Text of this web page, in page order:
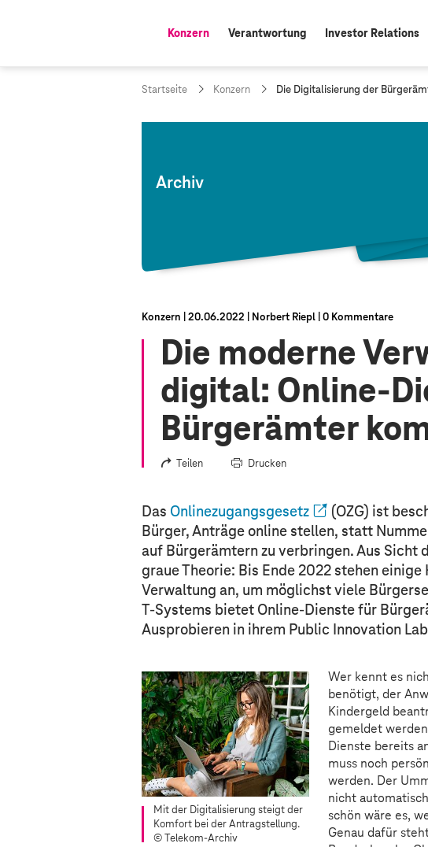
aktiv:
Konzern Verantwortung Investor Relations
Startseite Konzern
a
e
Die Digitalisierung der
Archiv
Konzern 20.06.2022 Norbert Riepl 0 Kommentare
Die moderne
digital: Online-
Bürgerämter
Teilen Drucken
Das Onlinezugangsgesetz
(OZG) ist
Bürger, Anträge online stellen, statt
auf Bürgerämtern zu verbringen. Aus Sicht
graue Theorie: Bis Ende 2022 stehen
Verwaltung an, um möglichst viele
T-Systems bietet Online-Dienste für
Ausprobieren in ihrem Public Innovation
Mit der Digitalisierung steigt der
Komfort bei der Antragstellung.
© Telekom-Archiv
Wer kennt es
benötigt, der
Kindergeld
gemeldet
Dienste bereits
muss noch
werden. Der
nicht
schön wäre es,
Genau dafür